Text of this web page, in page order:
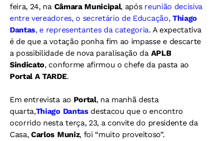
feira, 24, na Câmara Municipal, após reunião decisiva
entre vereadores, o secretário de Educação, Thiago
Dantas, e representantes da categoria. A expectativa
é de que a votação ponha fim ao impasse e descarte
a possibilidade de nova paralisação da APLB
Sindicato, conforme afirmou o chefe da pasta ao
Portal A TARDE.
Em entrevista ao Portal, na manhã desta
quarta,Thiago Dantas destacou que o encontro
ocorrido nesta terça, 23, a convite do presidente da
Casa,Carlos Muniz, foi “muito proveitoso”.